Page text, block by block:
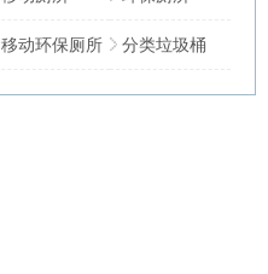
移动环保厕所 分类垃圾桶